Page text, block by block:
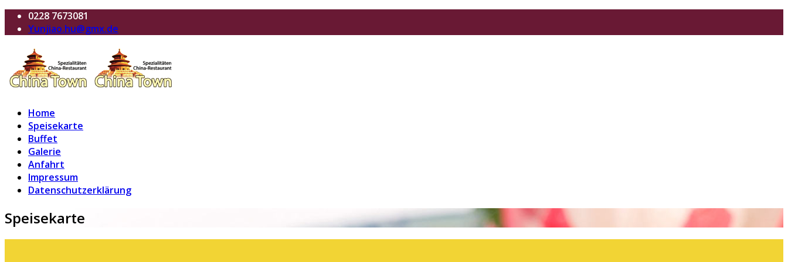
0228 7673081
Yunjiao.hu@gmx.de
Home
Speisekarte
Buffet
Galerie
Anfahrt
Impressum
Datenschutzerklärung
Speisekarte